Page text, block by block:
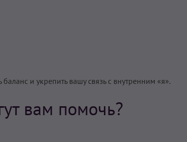
баланс и укрепить вашу связь с внутренним «я».
вам помочь?